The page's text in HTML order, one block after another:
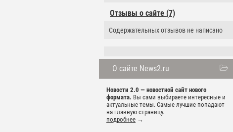
Отзывы о сайте (7)
Содержательных отзывов не написано
О сайте News2.ru
Новости 2.0 — новостной сайт нового
формата. Вы сами выбираете интересные и
актуальные темы. Самые лучшие попадают
на главную страницу.
подробнее →